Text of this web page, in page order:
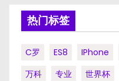
热门标签
C罗 ES8 IPhone
万科
专业 世界杯